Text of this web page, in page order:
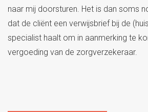
naar mij doorsturen. Het is dan soms
dat de cliënt een verwijsbrief bij de
specialist haalt om in aanmerking te
vergoeding van de zorgverzekeraar.